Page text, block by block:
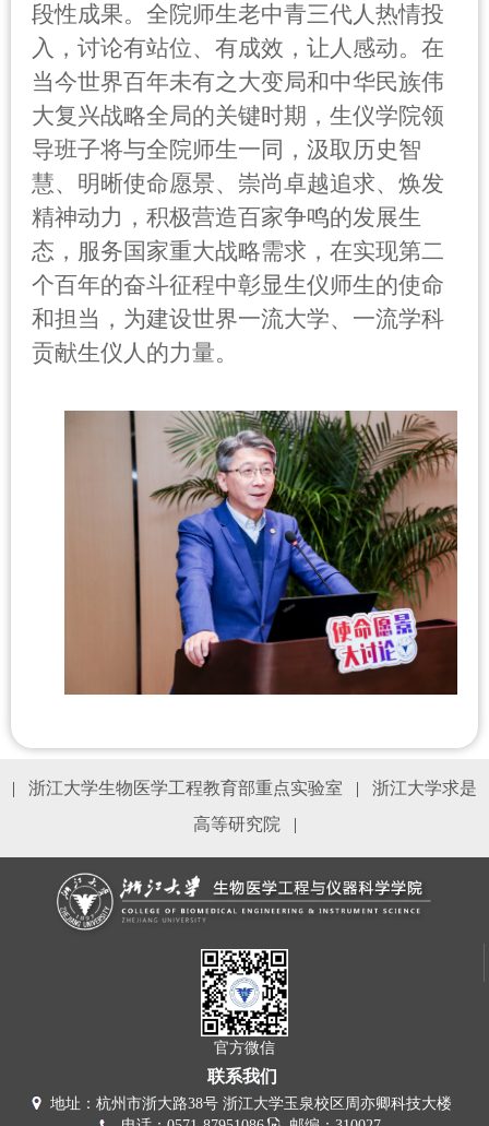
段性成果。全院师生老中青三代人热情投
入，讨论有站位、有成效，让人感动。在
当今世界百年未有之大变局和中华民族伟
大复兴战略全局的关键时期，生仪学院领
导班子将与全院师生一同，汲取历史智
慧、明晰使命愿景、崇尚卓越追求、焕发
精神动力，积极营造百家争鸣的发展生
态，服务国家重大战略需求，在实现第二
个百年的奋斗征程中彰显生仪师生的使命
和担当，为建设世界一流大学、一流学科
贡献生仪人的力量。
| 浙江大学生物医学工程教育部重点实验室 |
浙江大学求是
高等研究院
|
官方微信
联系我们
地址：杭州市浙大路38号 浙江大学玉泉校区周亦卿科技大楼